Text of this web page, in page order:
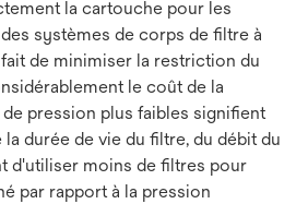
la cartouche pour les
systèmes de corps de filtre à
de minimiser la restriction du
le coût de la
pression plus faibles signifient
durée de vie du filtre, du débit du
d'utiliser moins de filtres pour
par rapport à la pression